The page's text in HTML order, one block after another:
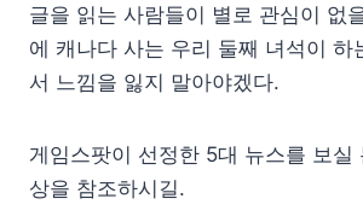
글을 읽는 사람들이 별로 관심이 없
에 캐나다 사는 우리 둘째 녀석이 하
서 느낌을 잃지 말아야겠다.
게임스팟이 선정한 5대 뉴스를 보실
상을 참조하시길.